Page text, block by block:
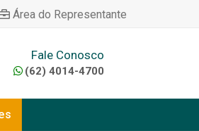
Área do Representante
Fale Conosco
(62) 4014-4700